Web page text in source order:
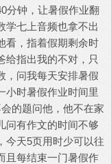
分钟，让暑假作业翻
学七上音频也拿不出
看，指着假期剩余时
指出我的不对，只
，问我每天安排暑假
小时暑假作业时间里
的题问他，他不在家
问有作文的时间不够
今天5页用时少可以往
且每结束一门暑假作